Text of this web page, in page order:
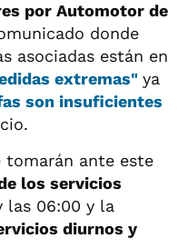
por Automotor de
donde
asociadas están en
extremas" ya
son insuficientes
tomarán ante este
los servicios
las 06:00 y la
diurnos y